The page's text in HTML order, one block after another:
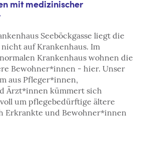
mit medizinischer
Seeböckgasse liegt die
auf Krankenhaus. Im
Krankenhaus wohnen die
Bewohner*innen - hier. Unser
aus Pfleger*innen,
Ärzt*innen kümmert sich
um pflegebedürftige ältere
Erkrankte und Bewohner*innen